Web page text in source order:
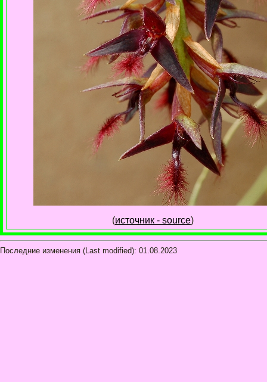
(источник - source)
Последние изменения (Last modified): 01.08.2023